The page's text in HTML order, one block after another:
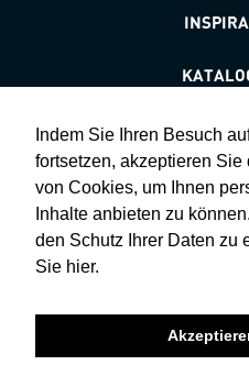
Indem Sie Ihren Besuch
fortsetzen, akzeptieren Sie
von Cookies, um Ihnen
Inhalte anbieten zu
den Schutz Ihrer Daten zu
Sie hier.
STANDORTE &